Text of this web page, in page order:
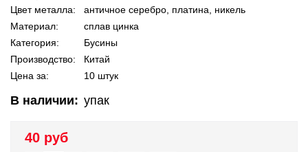
Цвет металла:
античное серебро, платина, никель
Материал:
сплав цинка
Категория:
Бусины
Производство:
Китай
Цена за:
10 штук
В наличии: упак
40 руб